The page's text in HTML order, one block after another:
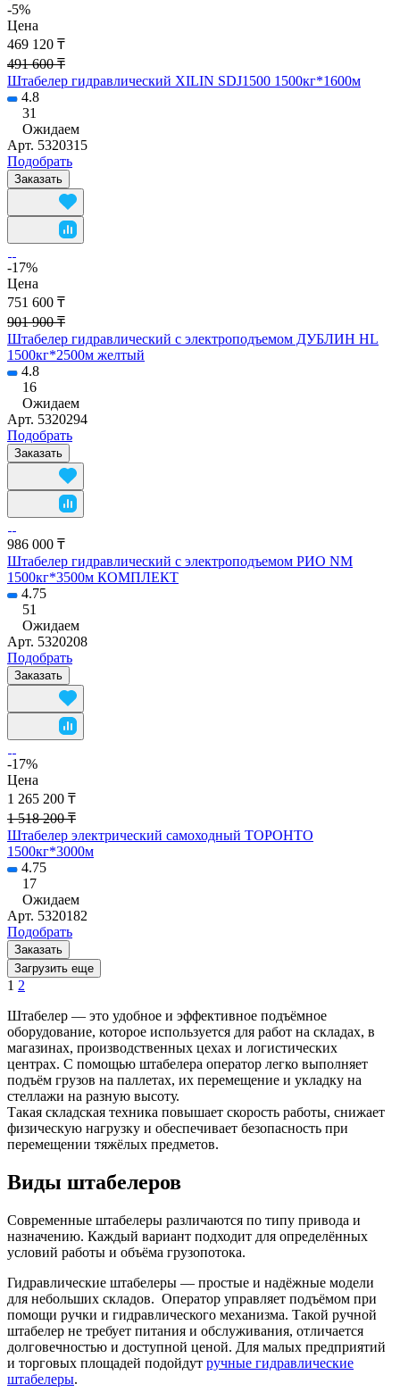
-5%
Цена
469 120 ₸
491 600 ₸
Штабелер гидравлический XILIN SDJ1500 1500кг*1600м
4.8
31
Ожидаем
Арт. 5320315
Подобрать
Заказать
-17%
Цена
751 600 ₸
901 900 ₸
Штабелер гидравлический с электроподъемом ДУБЛИН HL
1500кг*2500м желтый
4.8
16
Ожидаем
Арт. 5320294
Подобрать
Заказать
986 000 ₸
Штабелер гидравлический с электроподъемом РИО NM
1500кг*3500м КОМПЛЕКТ
4.75
51
Ожидаем
Арт. 5320208
Подобрать
Заказать
-17%
Цена
1 265 200 ₸
1 518 200 ₸
Штабелер электрический самоходный ТОРОНТО
1500кг*3000м
4.75
17
Ожидаем
Арт. 5320182
Подобрать
Заказать
Загрузить еще
1 2
Штабелер — это удобное и эффективное подъёмное
оборудование, которое используется для работ на складах, в
магазинах, производственных цехах и логистических
центрах. С помощью штабелера оператор легко выполняет
подъём грузов на паллетах, их перемещение и укладку на
стеллажи на разную высоту.
Такая складская техника повышает скорость работы, снижает
физическую нагрузку и обеспечивает безопасность при
перемещении тяжёлых предметов.
Виды штабелеров
Современные штабелеры различаются по типу привода и
назначению. Каждый вариант подходит для определённых
условий работы и объёма грузопотока.
Гидравлические штабелеры — простые и надёжные модели
для небольших складов. Оператор управляет подъёмом при
помощи ручки и гидравлического механизма. Такой ручной
штабелер не требует питания и обслуживания, отличается
долговечностью и доступной ценой. Для малых предприятий
и торговых площадей подойдут ручные гидравлические
штабелеры.